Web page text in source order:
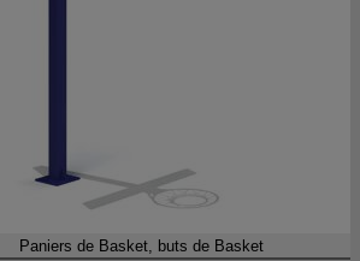
Paniers de Basket, buts de Basket